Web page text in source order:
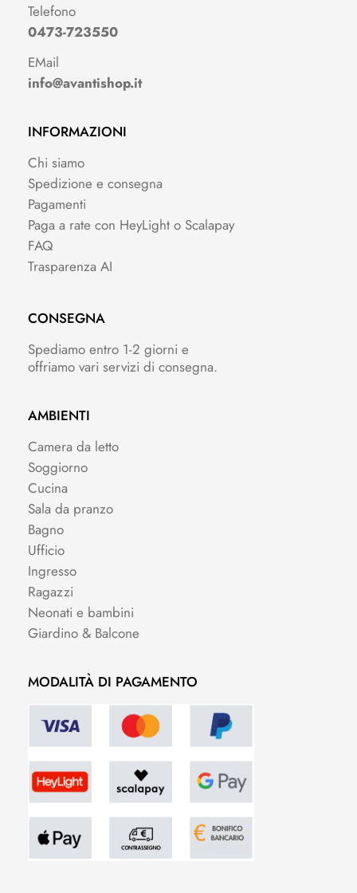
Telefono
0473-723550
EMail
info@avantishop.it
INFORMAZIONI
Chi siamo
Spedizione e consegna
Pagamenti
Paga a rate con HeyLight o Scalapay
FAQ
Trasparenza AI
CONSEGNA
Spediamo entro 1-2 giorni e
offriamo vari servizi di consegna.
AMBIENTI
Camera da letto
Soggiorno
Cucina
Sala da pranzo
Bagno
Ufficio
Ingresso
Ragazzi
Neonati e bambini
Giardino & Balcone
MODALITÀ DI PAGAMENTO